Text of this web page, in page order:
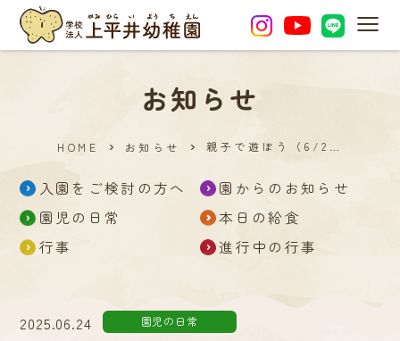
お知らせ
HOME お知らせ 親子で遊ぼう（6/2…
入園をご検討の方へ
園からのお知らせ
園児の日常
本日の給食
行事
進行中の行事
2025.06.24 園児の日常